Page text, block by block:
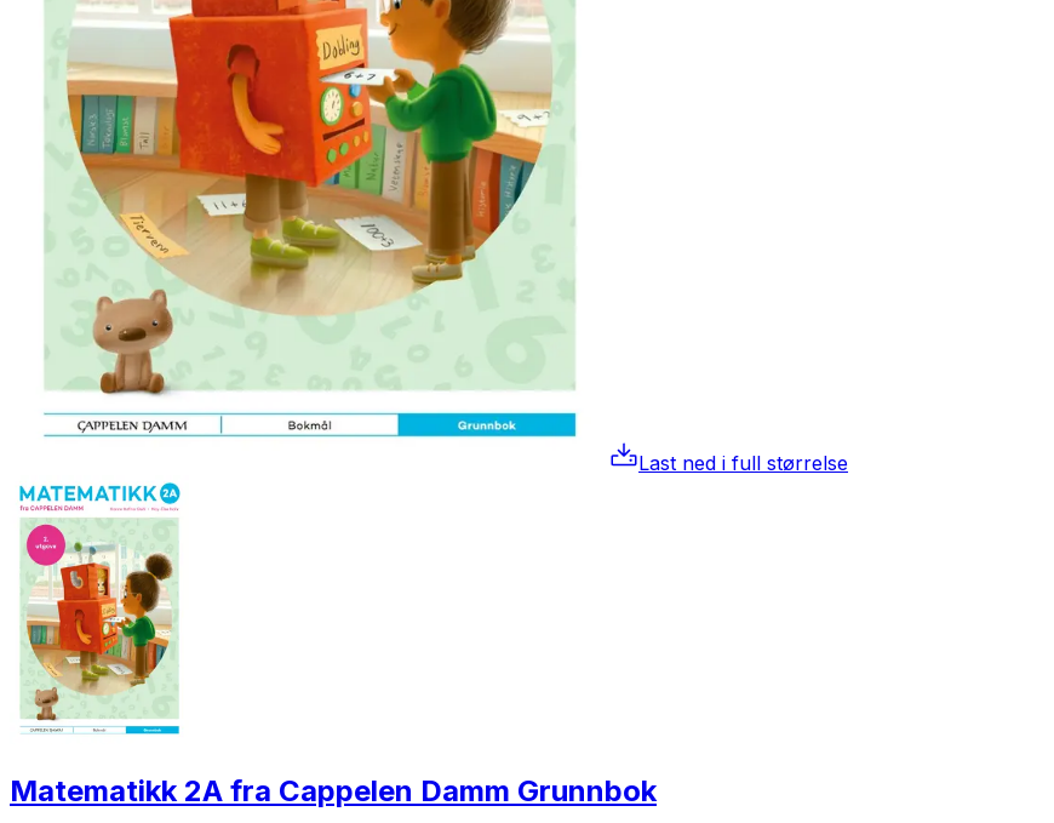
Last ned i full størrelse
Matematikk 2A fra Cappelen Damm Grunnbok